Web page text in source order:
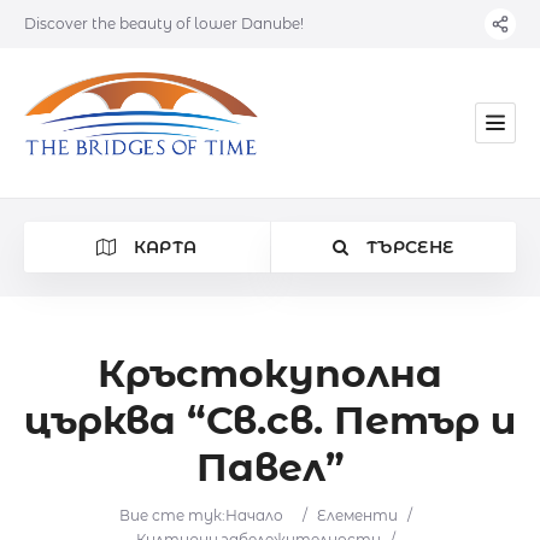
Discover the beauty of lower Danube!
КАРТА ТЪРСЕНЕ
Категория
Местоположение
Кръстокуполна
църква “Св.св. Петър и
Павел”
Вие сте тук:Начало / Елементи /